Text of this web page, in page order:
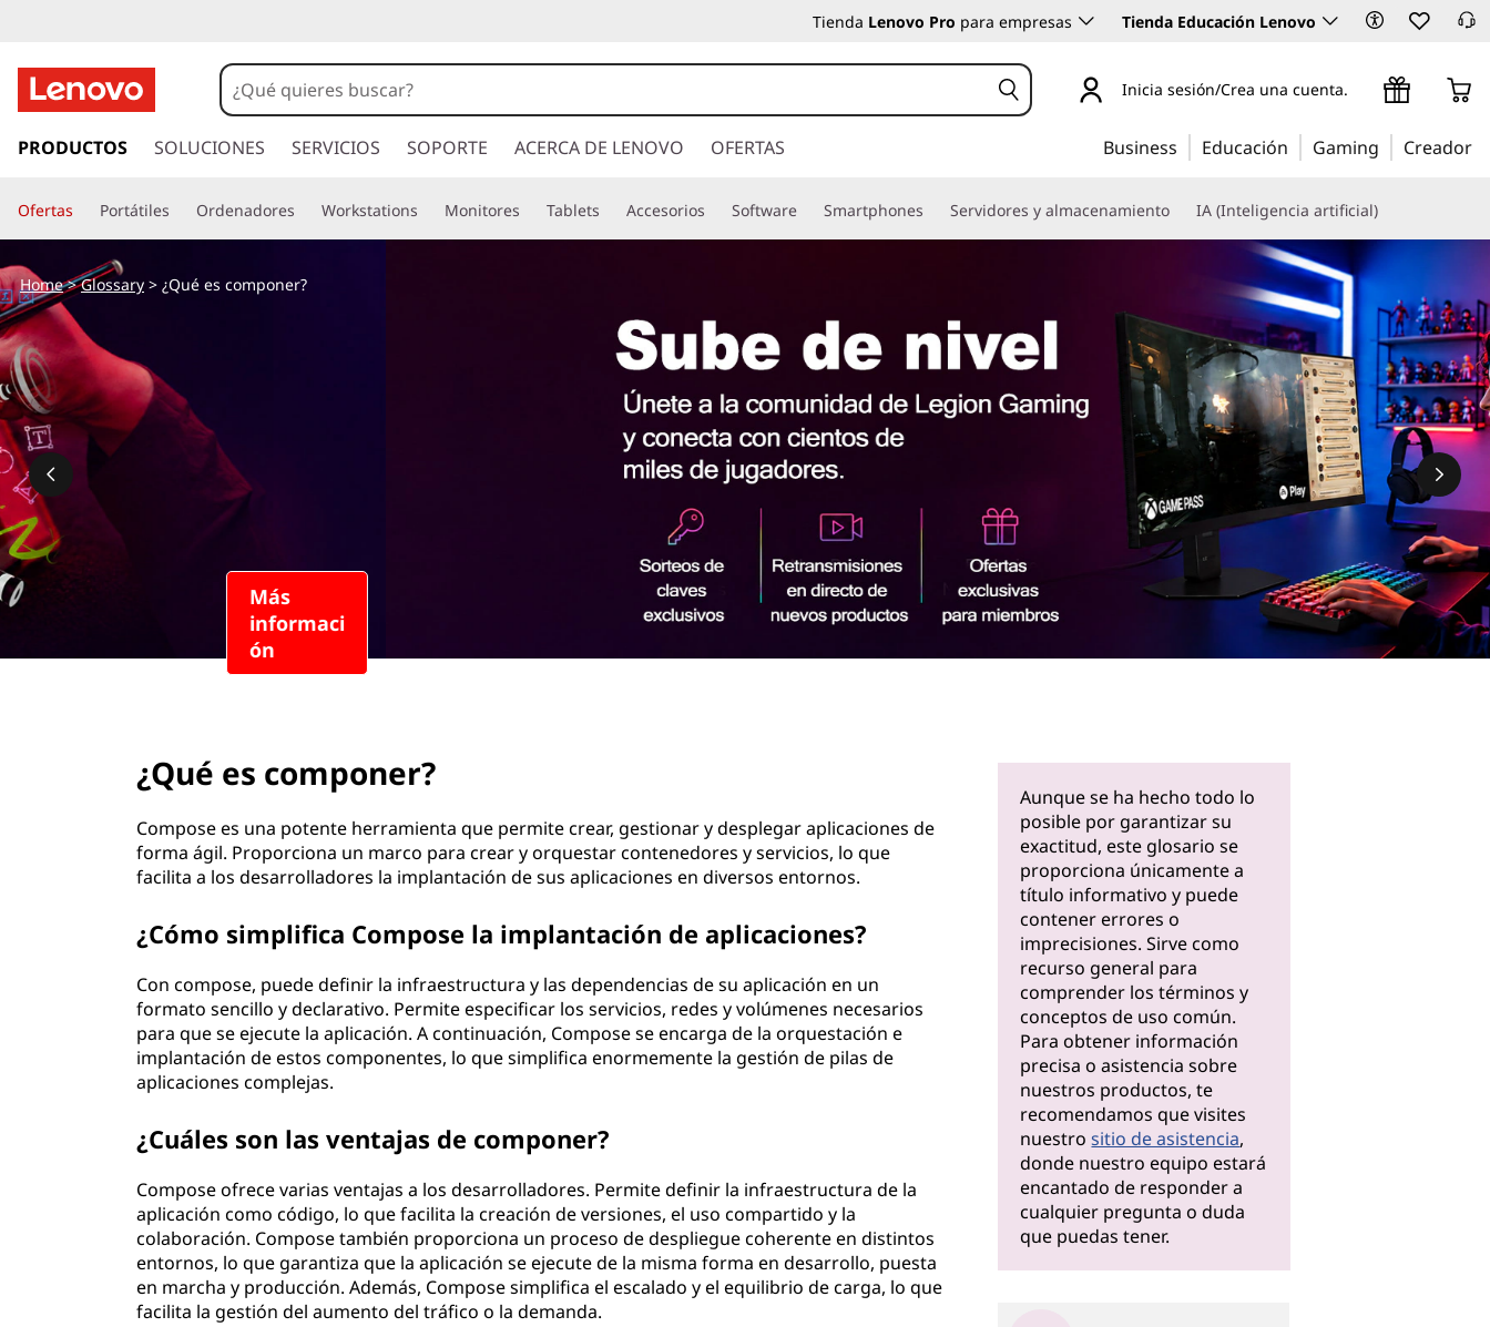
Tienda Lenovo Pro para empresas Tienda Educación Lenovo
r
c
o
n
t
e
n
i
d
o
p
r
i
n
c
i
p
Inicia sesión/Crea una cuenta.
PRODUCTOS SOLUCIONES SERVICIOS SOPORTE ACERCA DE LENOVO OFERTAS Business Educación Gaming Creador
Ofertas Portátiles Ordenadores Workstations Monitores Tablets Accesorios Software Smartphones Servidores y almacenamiento IA (Inteligencia artificial)
Más
informaci
ón
Home>Glossary > ¿Qué es componer?
¿Qué es componer?
Compose es una potente herramienta que permite crear, gestionar y desplegar aplicaciones de
forma ágil. Proporciona un marco para crear y orquestar contenedores y servicios, lo que
facilita a los desarrolladores la implantación de sus aplicaciones en diversos entornos.
¿Cómo simplifica Compose la implantación de aplicaciones?
Con compose, puede definir la infraestructura y las dependencias de su aplicación en un
formato sencillo y declarativo. Permite especificar los servicios, redes y volúmenes necesarios
para que se ejecute la aplicación. A continuación, Compose se encarga de la orquestación e
implantación de estos componentes, lo que simplifica enormemente la gestión de pilas de
aplicaciones complejas.
¿Cuáles son las ventajas de componer?
Compose ofrece varias ventajas a los desarrolladores. Permite definir la infraestructura de la
aplicación como código, lo que facilita la creación de versiones, el uso compartido y la
colaboración. Compose también proporciona un proceso de despliegue coherente en distintos
entornos, lo que garantiza que la aplicación se ejecute de la misma forma en desarrollo, puesta
en marcha y producción. Además, Compose simplifica el escalado y el equilibrio de carga, lo que
facilita la gestión del aumento del tráfico o la demanda.
Aunque se ha hecho todo lo
posible por garantizar su
exactitud, este glosario se
proporciona únicamente a
título informativo y puede
contener errores o
imprecisiones. Sirve como
recurso general para
comprender los términos y
conceptos de uso común.
Para obtener información
precisa o asistencia sobre
nuestros productos, te
recomendamos que visites
nuestrositio de asistencia,
donde nuestro equipo estará
encantado de responder a
cualquier pregunta o duda
que puedas tener.